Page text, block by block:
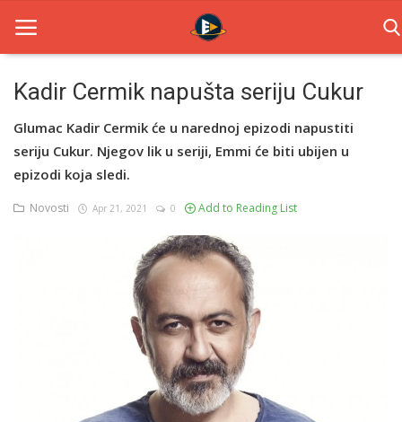
Home
Novosti
TV Serije
Kadir Cermik napušta seriju Cukur
Glumac Kadir Cermik će u narednoj epizodi napustiti
seriju Cukur. Njegov lik u seriji, Emmi će biti ubijen u
epizodi koja sledi.
Novosti Apr 21, 2021 0 Add to Reading List